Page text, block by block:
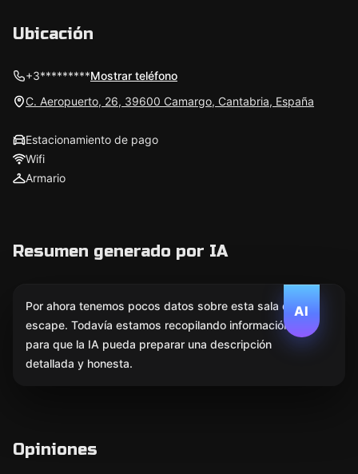
Ubicación
+3*********Mostrar teléfono
C. Aeropuerto, 26, 39600 Camargo, Cantabria, España
Estacionamiento de pago
Wifi
Armario
Resumen generado por IA
AI
Por ahora tenemos pocos datos sobre esta sala de
escape. Todavía estamos recopilando información
para que la IA pueda preparar una descripción
detallada y honesta.
Opiniones